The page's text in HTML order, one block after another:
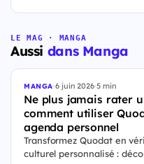
LE MAG · MANGA
Aussi dans Manga
MANGA·6 juin 2026·5 min
Ne plus jamais rater
comment utiliser
agenda personnel
Transformez Quodat en
culturel personnalisé :